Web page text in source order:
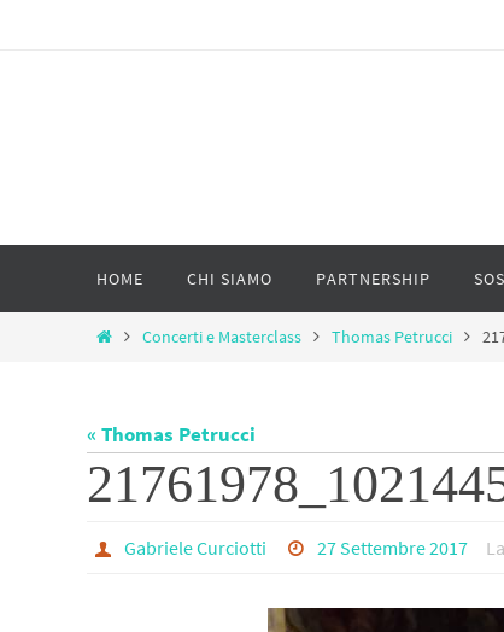
contenuto
HOME CHI SIAMO PARTNERSHIP
HomeConcerti e Masterclass Thomas Petrucci
« Thomas Petrucci
Gabriele Curciotti 27 Settembre 2017